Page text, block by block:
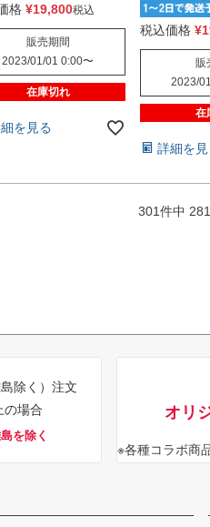
格 ¥19,800税込
販売期間
2023/01/01 0:00〜
在庫切れ
を見る
税込価格 ¥
販
2023/
在
詳細を見
301件中 281
除く）注文
の場合
を除く
オリ
※各種コラボ商